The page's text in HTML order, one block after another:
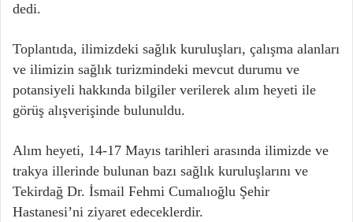
dedi.
Toplantıda, ilimizdeki sağlık kuruluşları, çalışma alanları
ve ilimizin sağlık turizmindeki mevcut durumu ve
potansiyeli hakkında bilgiler verilerek alım heyeti ile
görüş alışverişinde bulunuldu.
Alım heyeti, 14-17 Mayıs tarihleri arasında ilimizde ve
trakya illerinde bulunan bazı sağlık kuruluşlarını ve
Tekirdağ Dr. İsmail Fehmi Cumalıoğlu Şehir
Hastanesi’ni ziyaret edeceklerdir.